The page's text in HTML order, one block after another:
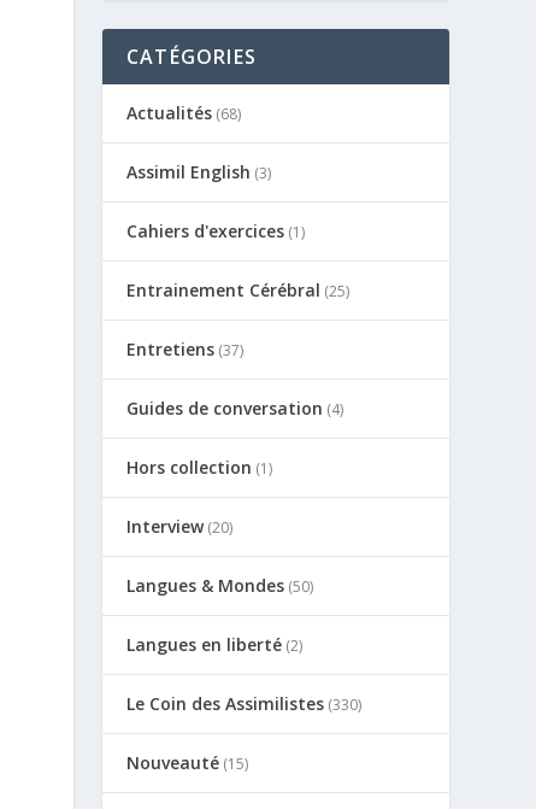
CATÉGORIES
Actualités (68)
Assimil English (3)
Cahiers d'exercices (1)
Entrainement Cérébral (25)
Entretiens (37)
Guides de conversation (4)
Hors collection (1)
Interview(20)
Langues & Mondes (50)
Langues en liberté (2)
Le Coin des Assimilistes (330)
Nouveauté (15)